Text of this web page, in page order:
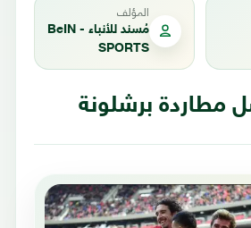
المؤلف
مُسند للأنباء - BeIN
SPORTS
مطاردة برشلونة